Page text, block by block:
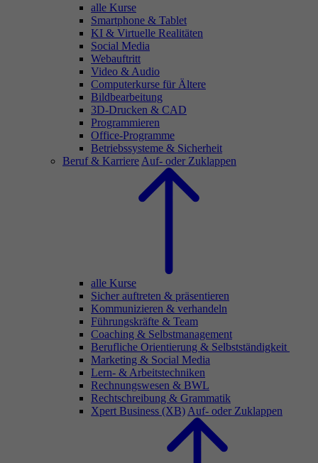
alle Kurse
Smartphone & Tablet
KI & Virtuelle Realitäten
Social Media
Webauftritt
Video & Audio
Computerkurse für Ältere
Bildbearbeitung
3D-Drucken & CAD
Programmieren
Office-Programme
Betriebssysteme & Sicherheit
Beruf & Karriere Auf- oder Zuklappen
alle Kurse
Sicher auftreten & präsentieren
Kommunizieren & verhandeln
Führungskräfte & Team
Coaching & Selbstmanagement
Berufliche Orientierung & Selbstständigkeit
Marketing & Social Media
Lern- & Arbeitstechniken
Rechnungswesen & BWL
Rechtschreibung & Grammatik
Xpert Business (XB) Auf- oder Zuklappen